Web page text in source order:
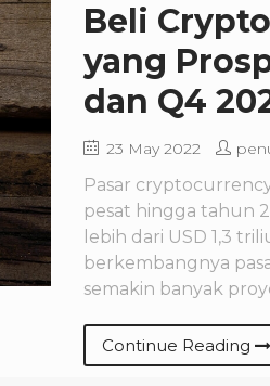
Beli
yang
dan Q4
23 May 2022
Pasar
pesat hingga tahun
lebih dari USD 1,3
berkembangnya
semakin banyak
Continue Reading